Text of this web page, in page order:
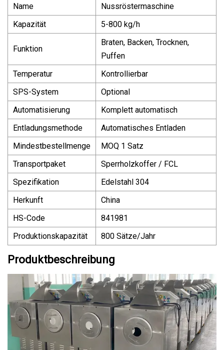
Name
Nussröstermaschine
Kapazität
5-800 kg/h
Funktion
Braten, Backen, Trocknen,
Puffen
Temperatur
Kontrollierbar
SPS-System
Optional
Automatisierung
Komplett automatisch
Entladungsmethode
Automatisches Entladen
Mindestbestellmenge
MOQ 1 Satz
Transportpaket
Sperrholzkoffer / FCL
Spezifikation
Edelstahl 304
Herkunft
China
HS-Code
841981
Produktionskapazität
800 Sätze/Jahr
Produktbeschreibung